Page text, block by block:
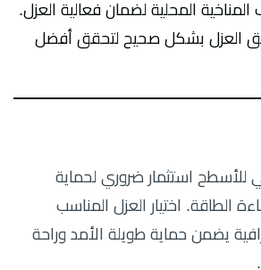
المحلية لضمان فعالية العزل.
العزل بشكل صحيح لتحقق أفضل
للأسطح استثمار ضروري لحماية
الطاقة. اختيار العزل المناسب
يضمن حماية طويلة الأمد وراحة